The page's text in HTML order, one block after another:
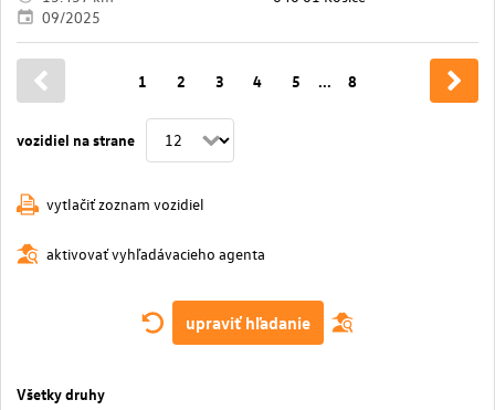
09/2025
vozidiel na strane
1 2 3 4 5 ... 8
vytlačiť zoznam vozidiel
aktivovať vyhľadávacieho agenta
upraviť hľadanie
Všetky druhy